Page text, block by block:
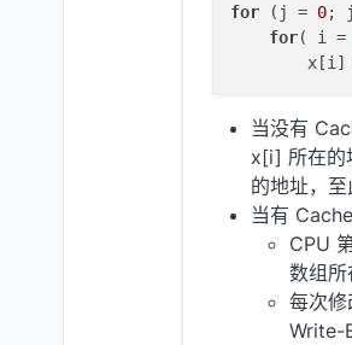
for (j = 0;
for( i =
当没有
x[i] 所在的
的地址，
当有
CPU
数组所
每次
Write-